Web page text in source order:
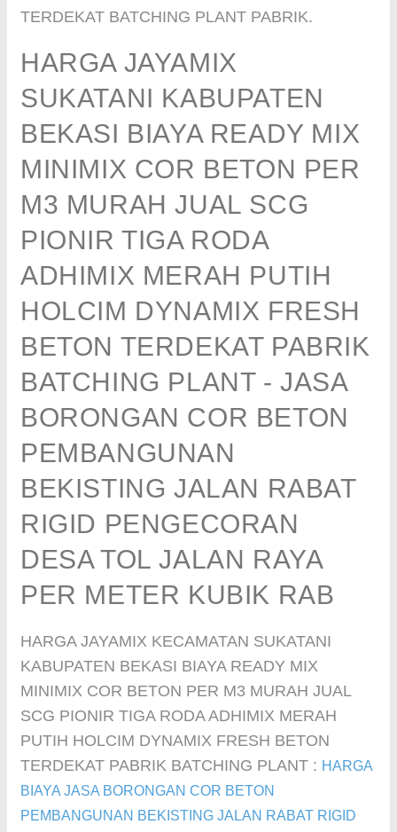
TERDEKAT BATCHING PLANT PABRIK.
HARGA JAYAMIX
SUKATANI KABUPATEN
BEKASI BIAYA READY MIX
MINIMIX COR BETON PER
M3 MURAH JUAL SCG
PIONIR TIGA RODA
ADHIMIX MERAH PUTIH
HOLCIM DYNAMIX FRESH
BETON TERDEKAT PABRIK
BATCHING PLANT - JASA
BORONGAN COR BETON
PEMBANGUNAN
BEKISTING JALAN RABAT
RIGID PENGECORAN
DESA TOL JALAN RAYA
PER METER KUBIK RAB
HARGA JAYAMIX KECAMATAN SUKATANI
KABUPATEN BEKASI BIAYA READY MIX
MINIMIX COR BETON PER M3 MURAH JUAL
SCG PIONIR TIGA RODA ADHIMIX MERAH
PUTIH HOLCIM DYNAMIX FRESH BETON
TERDEKAT PABRIK BATCHING PLANT : HARGA
BIAYA JASA BORONGAN COR BETON
PEMBANGUNAN BEKISTING JALAN RABAT RIGID